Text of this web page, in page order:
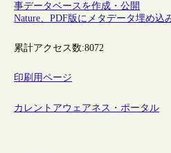
事データベースを作成・公開
Nature、PDF版にメタデータ埋め込
累計アクセス数:8072
印刷用ページ
カレントアウェアネス・ポータル